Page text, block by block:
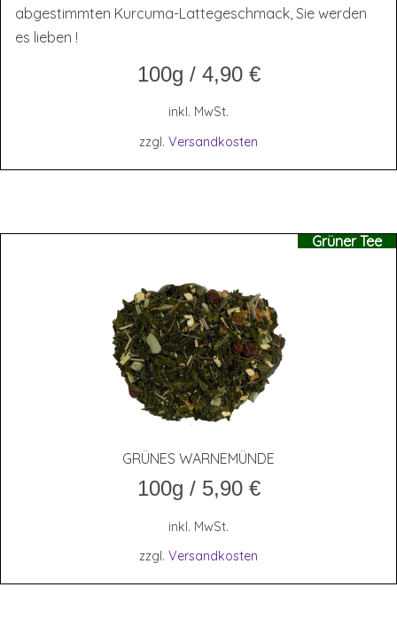
abgestimmten Kurcuma-Lattegeschmack, Sie werden
es lieben !
100g / 4,90 €
inkl. MwSt.
zzgl. Versandkosten
Grüner Tee
GRÜ­NES WARNEMÜNDE
100g / 5,90 €
inkl. MwSt.
zzgl. Versandkosten